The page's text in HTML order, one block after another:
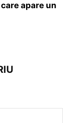
apare un